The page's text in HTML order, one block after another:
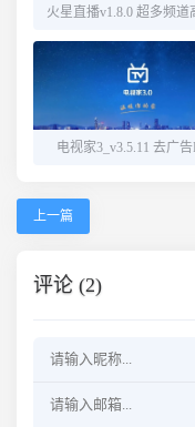
电视家3_v3.5.11 去广告
上一篇
评论 (2)